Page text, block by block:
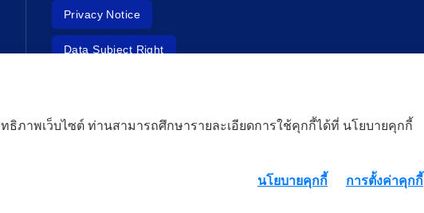
Privacy Notice
Data Subject Right
ธิภาพเว็บไซต์ ท่านสามารถศึกษารายละเอียดการใช้คุกกี้ได้ที่ นโยบายคุกกี้
นโยบายคุกกี้ การตั้งค่าคุกกี้